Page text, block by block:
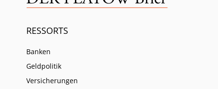
RESSORTS
Banken
Geldpolitik
Versicherungen